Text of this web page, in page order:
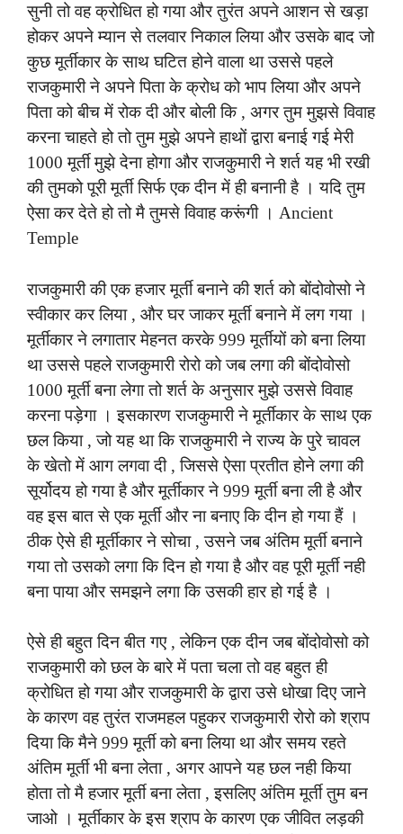
सुनी तो वह क्रोधित हो गया और तुरंत अपने आशन से खड़ा
होकर अपने म्यान से तलवार निकाल लिया और उसके बाद जो
कुछ मूर्तीकार के साथ घटित होने वाला था उससे पहले
राजकुमारी ने अपने पिता के क्रोध को भाप लिया और अपने
पिता को बीच में रोक दी और बोली कि , अगर तुम मुझसे विवाह
करना चाहते हो तो तुम मुझे अपने हाथों द्वारा बनाई गई मेरी
1000 मूर्ती मुझे देना होगा और राजकुमारी ने शर्त यह भी रखी
की तुमको पूरी मूर्ती सिर्फ एक दीन में ही बनानी है । यदि तुम
ऐसा कर देते हो तो मै तुमसे विवाह करूंगी । Ancient
Temple
राजकुमारी की एक हजार मूर्ती बनाने की शर्त को बोंदोवोसो ने
स्वीकार कर लिया , और घर जाकर मूर्ती बनाने में लग गया ।
मूर्तीकार ने लगातार मेहनत करके 999 मूर्तीयों को बना लिया
था उससे पहले राजकुमारी रोरो को जब लगा की बोंदोवोसो
1000 मूर्ती बना लेगा तो शर्त के अनुसार मुझे उससे विवाह
करना पड़ेगा । इसकारण राजकुमारी ने मूर्तीकार के साथ एक
छल किया , जो यह था कि राजकुमारी ने राज्य के पुरे चावल
के खेतो में आग लगवा दी , जिससे ऐसा प्रतीत होने लगा की
सूर्योदय हो गया है और मूर्तीकार ने 999 मूर्ती बना ली है और
वह इस बात से एक मूर्ती और ना बनाए कि दीन हो गया हैं ।
ठीक ऐसे ही मूर्तीकार ने सोचा , उसने जब अंतिम मूर्ती बनाने
गया तो उसको लगा कि दिन हो गया है और वह पूरी मूर्ती नही
बना पाया और समझने लगा कि उसकी हार हो गई है ।
ऐसे ही बहुत दिन बीत गए , लेकिन एक दीन जब बोंदोवोसो को
राजकुमारी को छल के बारे में पता चला तो वह बहुत ही
क्रोधित हो गया और राजकुमारी के द्वारा उसे धोखा दिए जाने
के कारण वह तुरंत राजमहल पहुकर राजकुमारी रोरो को श्राप
दिया कि मैने 999 मूर्ती को बना लिया था और समय रहते
अंतिम मूर्ती भी बना लेता , अगर आपने यह छल नही किया
होता तो मै हजार मूर्ती बना लेता , इसलिए अंतिम मूर्ती तुम बन
जाओ । मूर्तीकार के इस श्राप के कारण एक जीवित लड़की